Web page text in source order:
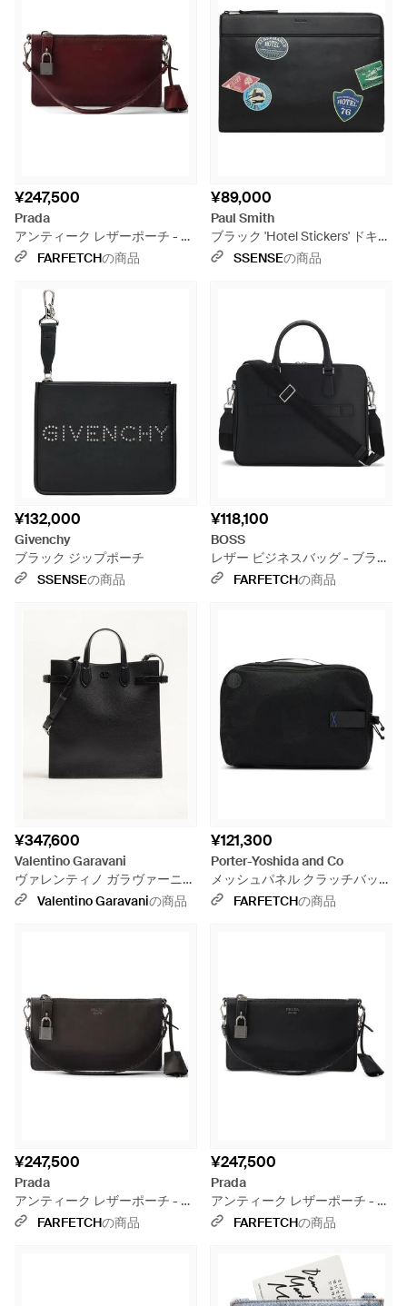
¥247,500
Prada
アンティーク レザーポーチ - パ
ープルFARFETCHの商品
¥89,000
Paul Smith
ブラック 'Hotel Stickers' ドキュ
メントケース
SSENSEの商品
¥132,000
Givenchy
ブラック ジップポーチ
SSENSEの商品
¥118,100
BOSS
レザー ビジネスバッグ - ブラッ
ク
FARFETCHの商品
¥347,600
Valentino Garavani
ヴァレンティノ ガラヴァーニ
アンティーブ グレインレザー
Valentino Garavaniの商品
¥121,300
Porter-Yoshida and Co
メッシュパネル クラッチバッグ
- ブラック
FARFETCHの商品
¥247,500
Prada
アンティーク レザーポーチ - ブ
ラックFARFETCHの商品
¥247,500
Prada
アンティーク レザーポーチ - ブ
ラックFARFETCHの商品